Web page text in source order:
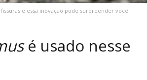
e essa inovação pode surpreender você.
é usado nesse